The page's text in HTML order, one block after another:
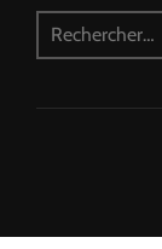
Recherche